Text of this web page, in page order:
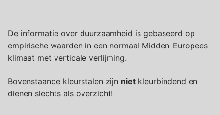
De informatie over duurzaamheid is gebaseerd op
empirische waarden in een normaal Midden-Europees
klimaat met verticale verlijming.
Bovenstaande kleurstalen zijn niet kleurbindend en
dienen slechts als overzicht!